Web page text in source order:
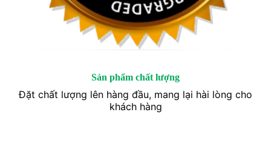
Sản phẩm chất lượng
Đặt chất lượng lên hàng đầu, mang lại hài lòng cho
khách hàng